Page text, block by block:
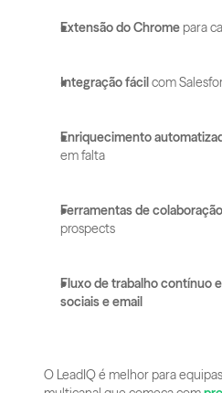
Extensão do Chrome para
Integração fácil com
Enriquecimento
em falta
Ferramentas de
prospects
Fluxo de trabalho contínuo
sociais e email
O LeadIQ é melhor para